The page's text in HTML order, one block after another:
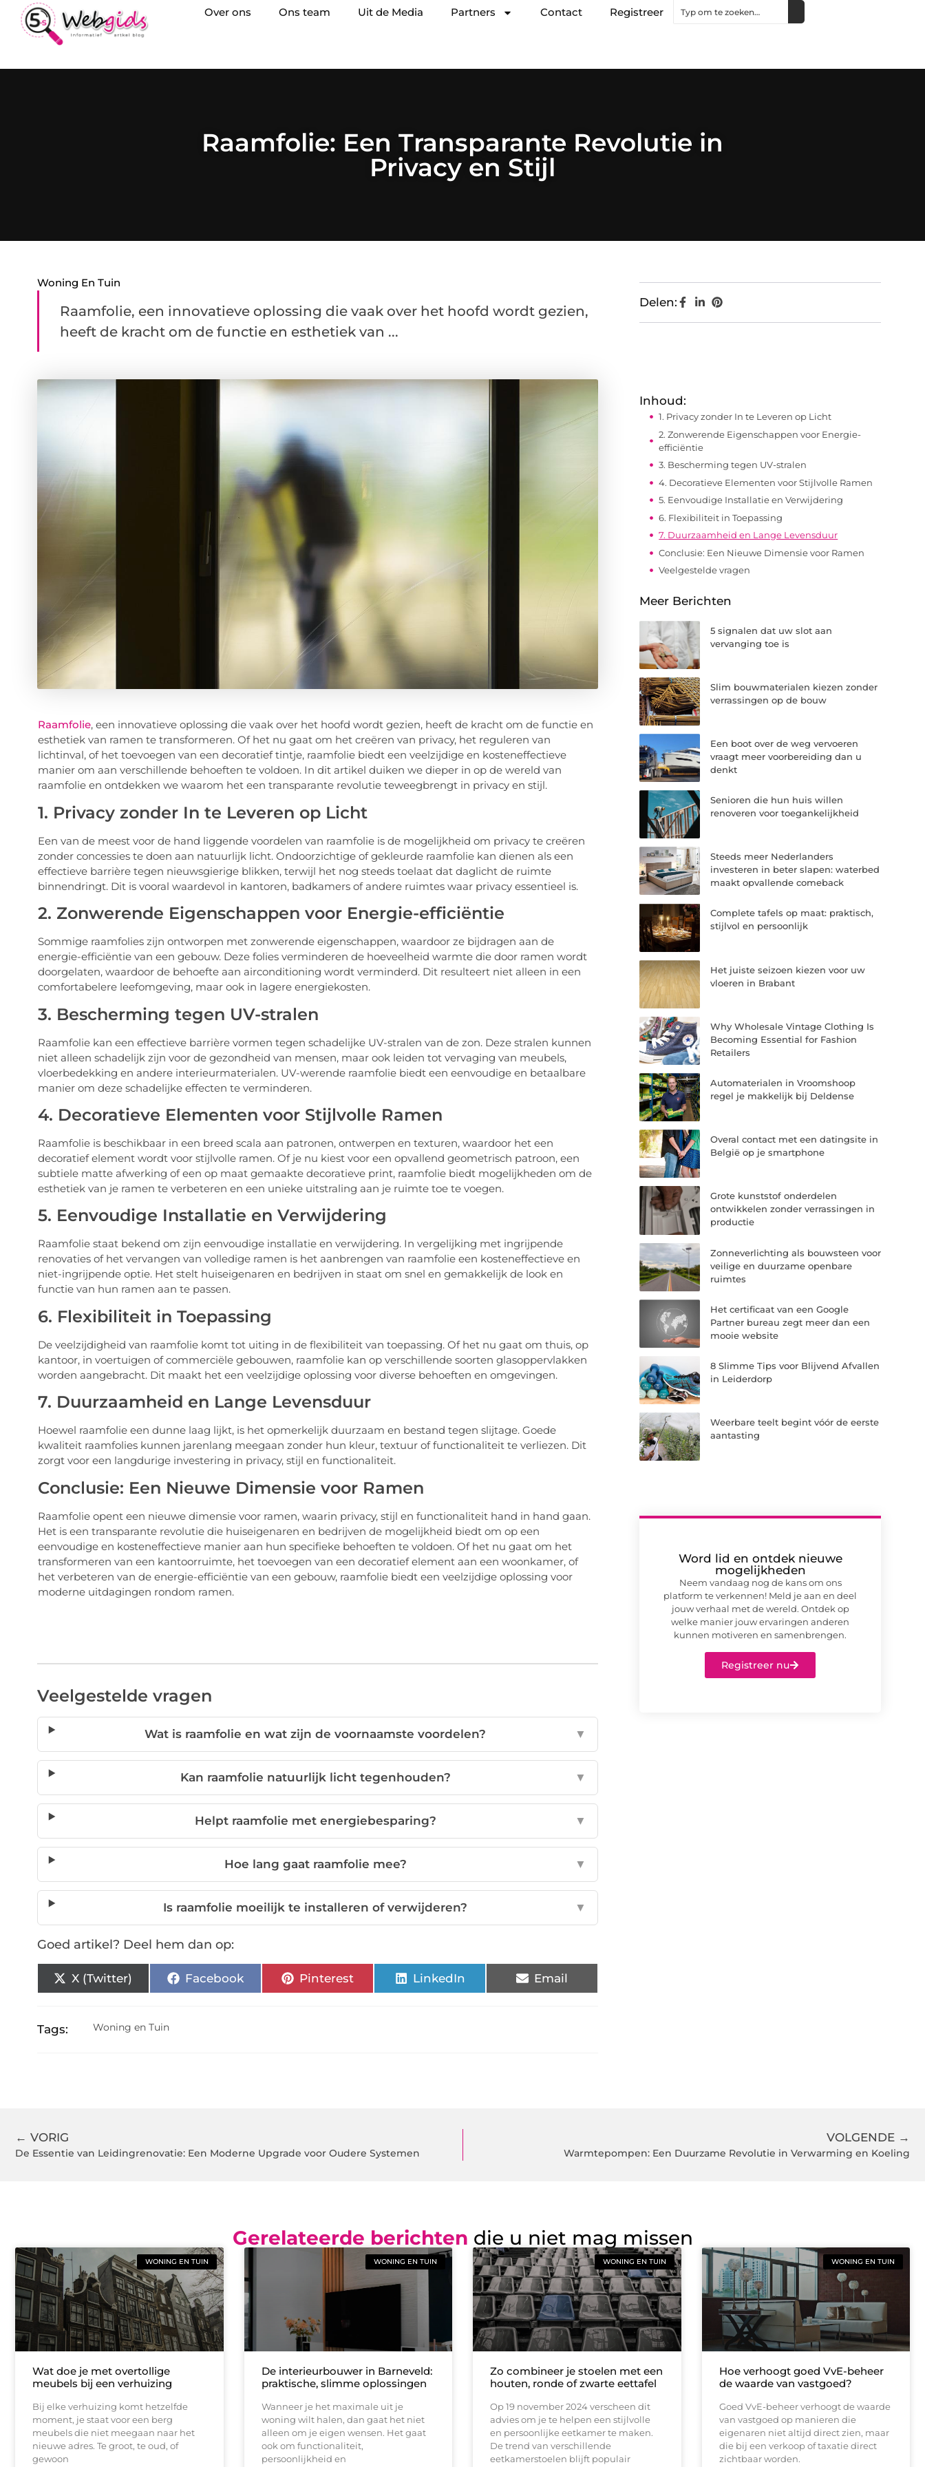
Over ons Ons team Uit de Media Partners Contact Registreer
Raamfolie: Een Transparante Revolutie in
Privacy en Stijl
Woning En Tuin
Raamfolie, een innovatieve oplossing die vaak over het hoofd wordt gezien,
heeft de kracht om de functie en esthetiek van ...
Raamfolie, een innovatieve oplossing die vaak over het hoofd wordt gezien, heeft de kracht om de functie en
esthetiek van ramen te transformeren. Of het nu gaat om het creëren van privacy, het reguleren van
lichtinval, of het toevoegen van een decoratief tintje, raamfolie biedt een veelzijdige en kosteneffectieve
manier om aan verschillende behoeften te voldoen. In dit artikel duiken we dieper in op de wereld van
raamfolie en ontdekken we waarom het een transparante revolutie teweegbrengt in privacy en stijl.
1. Privacy zonder In te Leveren op Licht
Een van de meest voor de hand liggende voordelen van raamfolie is de mogelijkheid om privacy te creëren
zonder concessies te doen aan natuurlijk licht. Ondoorzichtige of gekleurde raamfolie kan dienen als een
effectieve barrière tegen nieuwsgierige blikken, terwijl het nog steeds toelaat dat daglicht de ruimte
binnendringt. Dit is vooral waardevol in kantoren, badkamers of andere ruimtes waar privacy essentieel is.
2. Zonwerende Eigenschappen voor Energie-efficiëntie
Sommige raamfolies zijn ontworpen met zonwerende eigenschappen, waardoor ze bijdragen aan de
energie-efficiëntie van een gebouw. Deze folies verminderen de hoeveelheid warmte die door ramen wordt
doorgelaten, waardoor de behoefte aan airconditioning wordt verminderd. Dit resulteert niet alleen in een
comfortabelere leefomgeving, maar ook in lagere energiekosten.
3. Bescherming tegen UV-stralen
Raamfolie kan een effectieve barrière vormen tegen schadelijke UV-stralen van de zon. Deze stralen kunnen
niet alleen schadelijk zijn voor de gezondheid van mensen, maar ook leiden tot vervaging van meubels,
vloerbedekking en andere interieurmaterialen. UV-werende raamfolie biedt een eenvoudige en betaalbare
manier om deze schadelijke effecten te verminderen.
4. Decoratieve Elementen voor Stijlvolle Ramen
Raamfolie is beschikbaar in een breed scala aan patronen, ontwerpen en texturen, waardoor het een
decoratief element wordt voor stijlvolle ramen. Of je nu kiest voor een opvallend geometrisch patroon, een
subtiele matte afwerking of een op maat gemaakte decoratieve print, raamfolie biedt mogelijkheden om de
esthetiek van je ramen te verbeteren en een unieke uitstraling aan je ruimte toe te voegen.
5. Eenvoudige Installatie en Verwijdering
Raamfolie staat bekend om zijn eenvoudige installatie en verwijdering. In vergelijking met ingrijpende
renovaties of het vervangen van volledige ramen is het aanbrengen van raamfolie een kosteneffectieve en
niet-ingrijpende optie. Het stelt huiseigenaren en bedrijven in staat om snel en gemakkelijk de look en
functie van hun ramen aan te passen.
6. Flexibiliteit in Toepassing
De veelzijdigheid van raamfolie komt tot uiting in de flexibiliteit van toepassing. Of het nu gaat om thuis, op
kantoor, in voertuigen of commerciële gebouwen, raamfolie kan op verschillende soorten glasoppervlakken
worden aangebracht. Dit maakt het een veelzijdige oplossing voor diverse behoeften en omgevingen.
7. Duurzaamheid en Lange Levensduur
Hoewel raamfolie een dunne laag lijkt, is het opmerkelijk duurzaam en bestand tegen slijtage. Goede
kwaliteit raamfolies kunnen jarenlang meegaan zonder hun kleur, textuur of functionaliteit te verliezen. Dit
zorgt voor een langdurige investering in privacy, stijl en functionaliteit.
Conclusie: Een Nieuwe Dimensie voor Ramen
Raamfolie opent een nieuwe dimensie voor ramen, waarin privacy, stijl en functionaliteit hand in hand gaan.
Het is een transparante revolutie die huiseigenaren en bedrijven de mogelijkheid biedt om op een
eenvoudige en kosteneffectieve manier aan hun specifieke behoeften te voldoen. Of het nu gaat om het
transformeren van een kantoorruimte, het toevoegen van een decoratief element aan een woonkamer, of
het verbeteren van de energie-efficiëntie van een gebouw, raamfolie biedt een veelzijdige oplossing voor
moderne uitdagingen rondom ramen.
Veelgestelde vragen
Wat is raamfolie en wat zijn de voornaamste voordelen? ▼
Kan raamfolie natuurlijk licht tegenhouden? ▼
Helpt raamfolie met energiebesparing? ▼
Hoe lang gaat raamfolie mee? ▼
Is raamfolie moeilijk te installeren of verwijderen? ▼
Goed artikel? Deel hem dan op:
X (Twitter) Facebook Pinterest LinkedIn Email
Tags: Woning en Tuin
Delen:
Inhoud:
1. Privacy zonder In te Leveren op Licht
2. Zonwerende Eigenschappen voor Energie-
efficiëntie
3. Bescherming tegen UV-stralen
4. Decoratieve Elementen voor Stijlvolle Ramen
5. Eenvoudige Installatie en Verwijdering
6. Flexibiliteit in Toepassing
7. Duurzaamheid en Lange Levensduur
Conclusie: Een Nieuwe Dimensie voor Ramen
Veelgestelde vragen
Meer Berichten
5 signalen dat uw slot aan
vervanging toe is
Slim bouwmaterialen kiezen zonder
verrassingen op de bouw
Een boot over de weg vervoeren
vraagt meer voorbereiding dan u
denkt
Senioren die hun huis willen
renoveren voor toegankelijkheid
Steeds meer Nederlanders
investeren in beter slapen: waterbed
maakt opvallende comeback
Complete tafels op maat: praktisch,
stijlvol en persoonlijk
Het juiste seizoen kiezen voor uw
vloeren in Brabant
Why Wholesale Vintage Clothing Is
Becoming Essential for Fashion
Retailers
Automaterialen in Vroomshoop
regel je makkelijk bij Deldense
Overal contact met een datingsite in
België op je smartphone
Grote kunststof onderdelen
ontwikkelen zonder verrassingen in
productie
Zonneverlichting als bouwsteen voor
veilige en duurzame openbare
ruimtes
Het certificaat van een Google
Partner bureau zegt meer dan een
mooie website
8 Slimme Tips voor Blijvend Afvallen
in Leiderdorp
Weerbare teelt begint vóór de eerste
aantasting
Word lid en ontdek nieuwe
mogelijkheden
Neem vandaag nog de kans om ons
platform te verkennen! Meld je aan en deel
jouw verhaal met de wereld. Ontdek op
welke manier jouw ervaringen anderen
kunnen motiveren en samenbrengen.
Registreer nu
← VORIG
De Essentie van Leidingrenovatie: Een Moderne Upgrade voor Oudere Systemen
VOLGENDE →
Warmtepompen: Een Duurzame Revolutie in Verwarming en Koeling
Gerelateerde berichten die u niet mag missen
WONING EN TUIN
Wat doe je met overtollige
meubels bij een verhuizing
Bij elke verhuizing komt hetzelfde
moment, je staat voor een berg
meubels die niet meegaan naar het
nieuwe adres. Te groot, te oud, of
gewoon
WONING EN TUIN
De interieurbouwer in Barneveld:
praktische, slimme oplossingen
Wanneer je het maximale uit je
woning wilt halen, dan gaat het niet
alleen om je eigen wensen. Het gaat
ook om functionaliteit,
persoonlijkheid en
WONING EN TUIN
Zo combineer je stoelen met een
houten, ronde of zwarte eettafel
Op 19 november 2024 verscheen dit
advies om je te helpen een stijlvolle
en persoonlijke eetkamer te maken.
De trend van verschillende
eetkamerstoelen blijft populair
WONING EN TUIN
Hoe verhoogt goed VvE-beheer
de waarde van vastgoed?
Goed VvE-beheer verhoogt de waarde
van vastgoed op manieren die
eigenaren niet altijd direct zien, maar
die bij een verkoop of taxatie direct
zichtbaar worden.